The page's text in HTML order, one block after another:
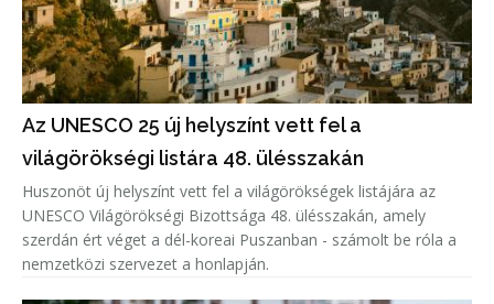
Az UNESCO 25 új helyszínt vett fel a
világörökségi listára 48. ülésszakán
Huszonöt új helyszínt vett fel a világörökségek listájára az
UNESCO Világörökségi Bizottsága 48. ülésszakán, amely
szerdán ért véget a dél-koreai Puszanban - számolt be róla a
nemzetközi szervezet a honlapján.